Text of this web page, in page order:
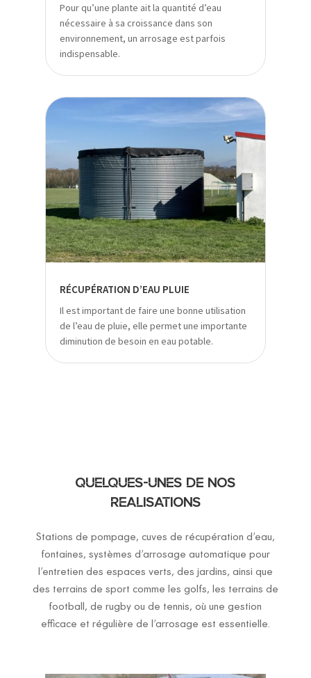
Pour qu’une plante ait la quantité d’eau
nécessaire à sa croissance dans son
environnement, un arrosage est parfois
indispensable.
RÉCUPÉRATION D’EAU PLUIE
Il est important de faire une bonne utilisation
de l’eau de pluie, elle permet une importante
diminution de besoin en eau potable.
QUELQUES-UNES DE NOS
RÉALISATIONS
Stations de pompage, cuves de récupération d’eau,
fontaines, systèmes d’arrosage automatique pour
l’entretien des espaces verts, des jardins, ainsi que
des terrains de sport comme les golfs, les terrains de
football, de rugby ou de tennis, où une gestion
efficace et régulière de l’arrosage est essentielle.